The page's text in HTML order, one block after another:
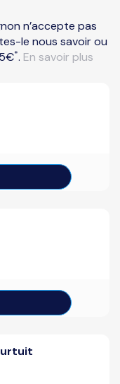
n’accepte pas
le nous savoir ou
*. En savoir plus